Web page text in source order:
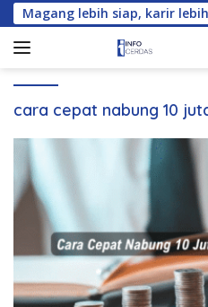
Langsung
ke
konten
Magang lebih siap, karir
Cek Daftar Tempat
cara cepat nabung 10